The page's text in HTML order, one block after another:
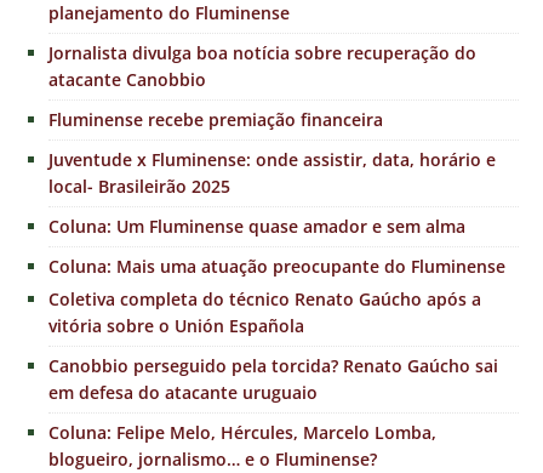
planejamento do Fluminense
Jornalista divulga boa notícia sobre recuperação do
atacante Canobbio
Fluminense recebe premiação financeira
Juventude x Fluminense: onde assistir, data, horário e
local- Brasileirão 2025
Coluna: Um Fluminense quase amador e sem alma
Coluna: Mais uma atuação preocupante do Fluminense
Coletiva completa do técnico Renato Gaúcho após a
vitória sobre o Unión Española
Canobbio perseguido pela torcida? Renato Gaúcho sai
em defesa do atacante uruguaio
Coluna: Felipe Melo, Hércules, Marcelo Lomba,
blogueiro, jornalismo… e o Fluminense?